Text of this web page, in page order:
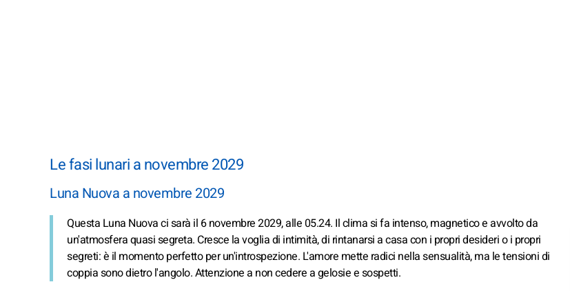
Le fasi lunari a novembre 2029
Luna Nuova a novembre 2029
Questa Luna Nuova ci sarà il 6 novembre 2029, alle 05.24. Il clima si fa intenso, magnetico e avvolto da
un'atmosfera quasi segreta. Cresce la voglia di intimità, di rintanarsi a casa con i propri desideri o i propri
segreti: è il momento perfetto per un'introspezione. L'amore mette radici nella sensualità, ma le tensioni di
coppia sono dietro l'angolo. Attenzione a non cedere a gelosie e sospetti.